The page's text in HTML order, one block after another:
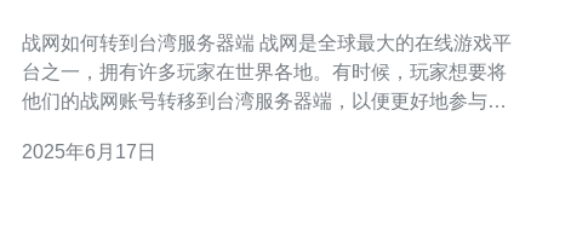
战网如何转到台湾服务器端 战网是全球最大的在线游戏平
台之一，拥有许多玩家在世界各地。有时候，玩家想要将
他们的战网账号转移到台湾服务器端，以便更好地参与台
台湾服务器端。 首先，打开战网客户端并登录您的战网账
2025年6月17日